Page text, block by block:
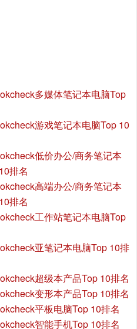
多媒体笔记本电脑Top
游戏笔记本电脑Top 10
低价办公/商务笔记本
排名
高端办公/商务笔记本
排名
工作站笔记本电脑Top
亚笔记本电脑Top 10排
超级本产品Top 10排名
变形本产品Top 10排名
平板电脑Top 10排名
智能手机Top 10排名